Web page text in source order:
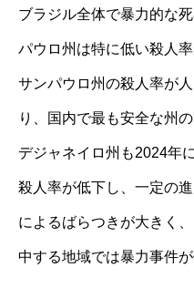
ブラジル全体で暴力的な
パウロ州は特に低い殺人
サンパウロ州の殺人率が
り、国内で最も安全な州
デジャネイロ州も2024年
殺人率が低下し、一定の
によるばらつきが大きく
中する地域では暴力事件